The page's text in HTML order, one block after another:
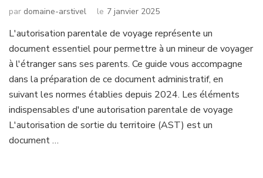
par domaine-arstivel le 7 janvier 2025
L'autorisation parentale de voyage représente un
document essentiel pour permettre à un mineur de voyager
à l'étranger sans ses parents. Ce guide vous accompagne
dans la préparation de ce document administratif, en
suivant les normes établies depuis 2024. Les éléments
indispensables d'une autorisation parentale de voyage
L'autorisation de sortie du territoire (AST) est un
document …